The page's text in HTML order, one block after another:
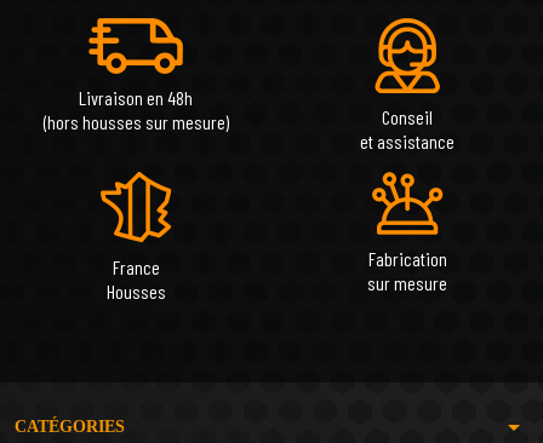
Livraison en 48h
(hors housses sur mesure)
Conseil
et assistance
France
Housses
Fabrication
sur mesure
CATÉGORIES arrow_drop_down